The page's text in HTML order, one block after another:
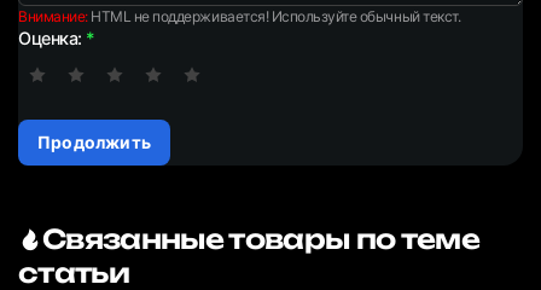
Внимание:HTML не поддерживается! Используйте обычный текст.
Оценка:
Продолжить
Связанные товары по теме
статьи